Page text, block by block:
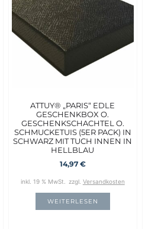
ATTUY® „PARIS“ EDLE
GESCHENKBOX O.
GESCHENKSCHACHTEL O.
SCHMUCKETUIS (5ER PACK) IN
SCHWARZ MIT TUCH INNEN IN
HELLBLAU
14,97 €
inkl. 19 % MwSt. zzgl. Versandkosten
WEITERLESEN